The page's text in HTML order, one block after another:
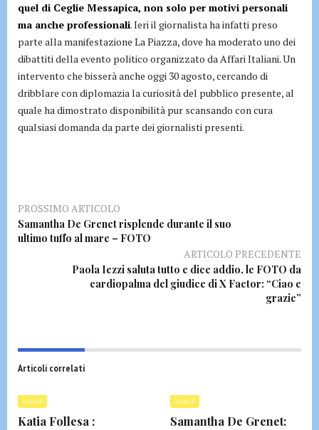
quel di Ceglie Messapica, non solo per motivi personali
ma anche professionali. Ieri il giornalista ha infatti preso
parte alla manifestazione La Piazza, dove ha moderato uno dei
dibattiti della evento politico organizzato da Affari Italiani. Un
intervento che bisserà anche oggi 30 agosto, cercando di
dribblare con diplomazia la curiosità del pubblico presente, al
quale ha dimostrato disponibilità pur scansando con cura
qualsiasi domanda da parte dei giornalisti presenti.
PROSSIMO ARTICOLO
Samantha De Grenet risplende durante il suo
ultimo tuffo al mare – FOTO
ARTICOLO PRECEDENTE
Paola Iezzi saluta tutto e dice addio, le FOTO da
cardiopalma del giudice di X Factor: “Ciao e
grazie”
Articoli correlati
GOSSIP
Katia Follesa :
GOSSIP
Samantha De Grenet: